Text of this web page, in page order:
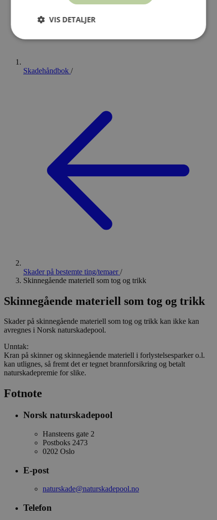
Skadehåndbok /
Skader på bestemte ting/temaer/
Skinnegående materiell som tog og trikk
Skinnegående materiell som tog og trikk
Skader på skinnegående materiell som tog og trikk kan ikke kan
avregnes i Norsk naturskadepool.
Unntak:
Kran på skinner og skinnegående materiell i forlystelsesparker o.l.
kan utlignes, så fremt det er tegnet brannforsikring og betalt
naturskadepremie for slike.
Fotnote
Norsk naturskadepool
Hansteens gate 2
Postboks 2473
0202 Oslo
E-post
naturskade@naturskadepool.no
Telefon
VIS DETALJER